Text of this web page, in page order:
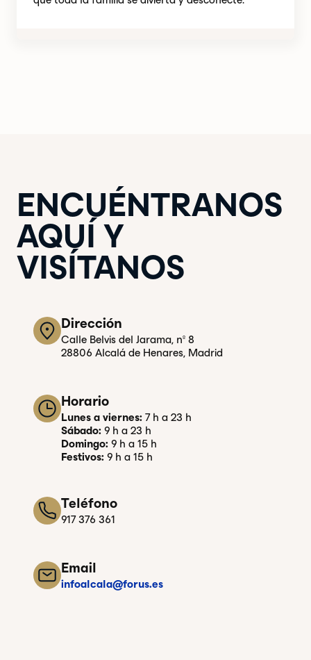
ENCUÉNTRANOS
AQUÍ Y
VISÍTANOS
Dirección
Calle Belvis del Jarama, nº 8
28806 Alcalá de Henares, Madrid
Horario
Lunes a viernes: 7 h a 23 h
Sábado: 9 h a 23 h
Domingo: 9 h a 15 h
Festivos: 9 h a 15 h
Teléfono
917 376 361
Email
infoalcala@forus.es